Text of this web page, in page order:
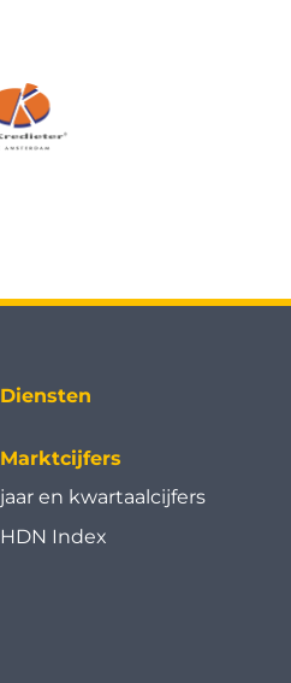
Diensten
Marktcijfers
jaar en kwartaal­cijfers
HDN Index